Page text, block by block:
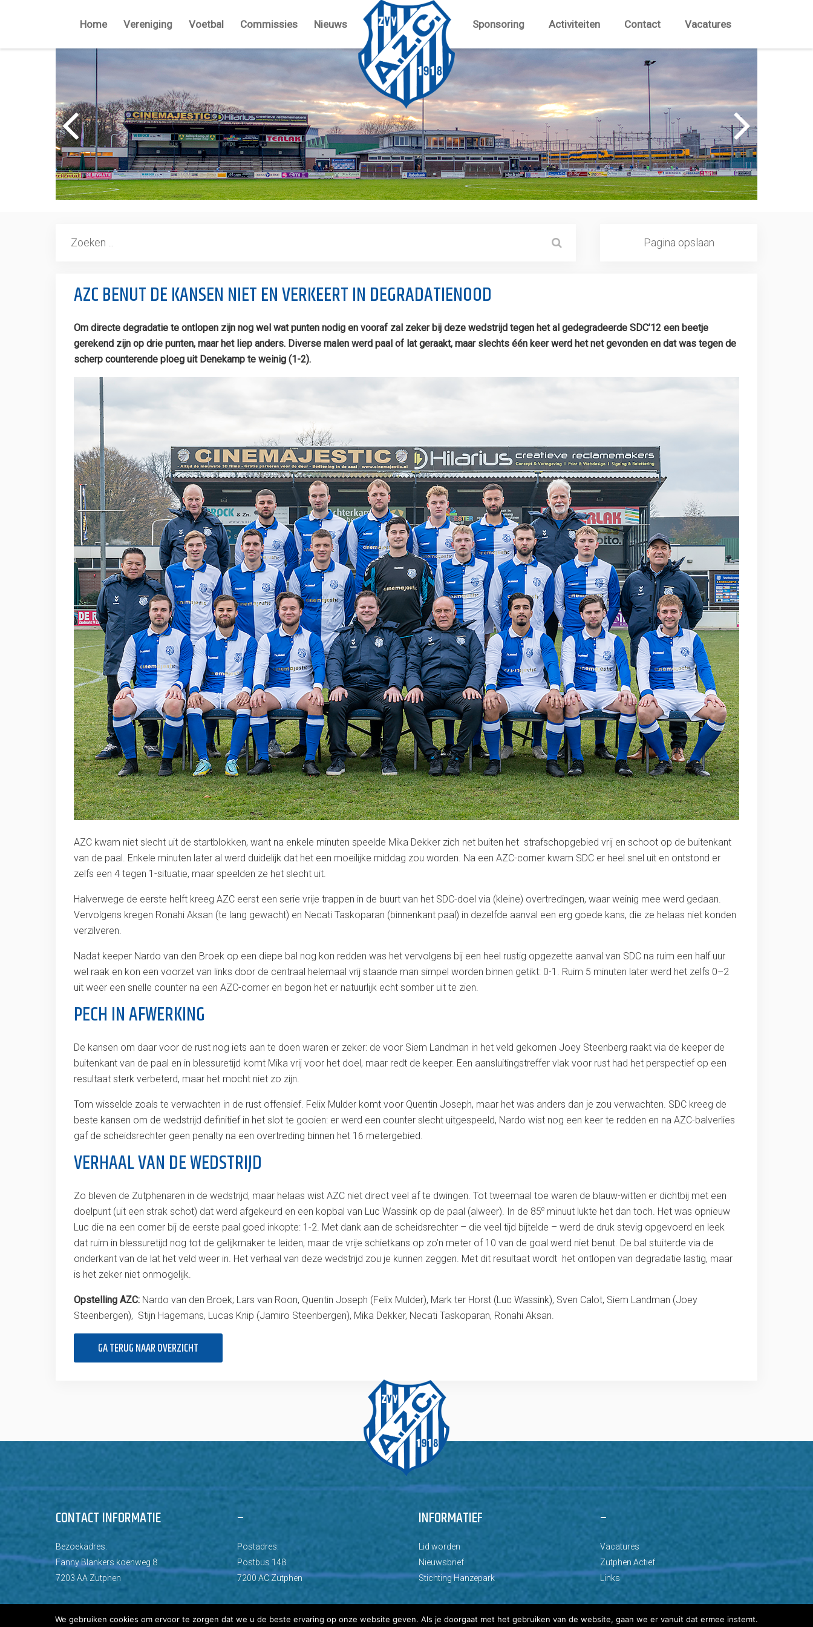
Home Vereniging Voetbal Commissies Nieuws Sponsoring Activiteiten Contact Vacatures
Pagina opslaan
AZC BENUT DE KANSEN NIET EN VERKEERT IN DEGRADATIENOOD
Om directe degradatie te ontlopen zijn nog wel wat punten nodig en vooraf zal zeker bij deze wedstrijd tegen het al gedegradeerde SDC’12 een beetje
gerekend zijn op drie punten, maar het liep anders. Diverse malen werd paal of lat geraakt, maar slechts één keer werd het net gevonden en dat was tegen de
scherp counterende ploeg uit Denekamp te weinig (1-2).
AZC kwam niet slecht uit de startblokken, want na enkele minuten speelde Mika Dekker zich net buiten het strafschopgebied vrij en schoot op de buitenkant
van de paal. Enkele minuten later al werd duidelijk dat het een moeilijke middag zou worden. Na een AZC-corner kwam SDC er heel snel uit en ontstond er
zelfs een 4 tegen 1-situatie, maar speelden ze het slecht uit.
Halverwege de eerste helft kreeg AZC eerst een serie vrije trappen in de buurt van het SDC-doel via (kleine) overtredingen, waar weinig mee werd gedaan.
Vervolgens kregen Ronahi Aksan (te lang gewacht) en Necati Taskoparan (binnenkant paal) in dezelfde aanval een erg goede kans, die ze helaas niet konden
verzilveren.
Nadat keeper Nardo van den Broek op een diepe bal nog kon redden was het vervolgens bij een heel rustig opgezette aanval van SDC na ruim een half uur
wel raak en kon een voorzet van links door de centraal helemaal vrij staande man simpel worden binnen getikt: 0-1. Ruim 5 minuten later werd het zelfs 0–2
uit weer een snelle counter na een AZC-corner en begon het er natuurlijk echt somber uit te zien.
PECH IN AFWERKING
De kansen om daar voor de rust nog iets aan te doen waren er zeker: de voor Siem Landman in het veld gekomen Joey Steenberg raakt via de keeper de
buitenkant van de paal en in blessuretijd komt Mika vrij voor het doel, maar redt de keeper. Een aansluitingstreffer vlak voor rust had het perspectief op een
resultaat sterk verbeterd, maar het mocht niet zo zijn.
Tom wisselde zoals te verwachten in de rust offensief. Felix Mulder komt voor Quentin Joseph, maar het was anders dan je zou verwachten. SDC kreeg de
beste kansen om de wedstrijd definitief in het slot te gooien: er werd een counter slecht uitgespeeld, Nardo wist nog een keer te redden en na AZC-balverlies
gaf de scheidsrechter geen penalty na een overtreding binnen het 16 metergebied.
VERHAAL VAN DE WEDSTRIJD
Zo bleven de Zutphenaren in de wedstrijd, maar helaas wist AZC niet direct veel af te dwingen. Tot tweemaal toe waren de blauw-witten er dichtbij met een
doelpunt (uit een strak schot) dat werd afgekeurd en een kopbal van Luc Wassink op de paal (alweer). In de 85e minuut lukte het dan toch. Het was opnieuw
Luc die na een corner bij de eerste paal goed inkopte: 1-2. Met dank aan de scheidsrechter – die veel tijd bijtelde – werd de druk stevig opgevoerd en leek
dat ruim in blessuretijd nog tot de gelijkmaker te leiden, maar de vrije schietkans op zo’n meter of 10 van de goal werd niet benut. De bal stuiterde via de
onderkant van de lat het veld weer in. Het verhaal van deze wedstrijd zou je kunnen zeggen. Met dit resultaat wordt het ontlopen van degradatie lastig, maar
is het zeker niet onmogelijk.
Opstelling AZC: Nardo van den Broek; Lars van Roon, Quentin Joseph (Felix Mulder), Mark ter Horst (Luc Wassink), Sven Calot, Siem Landman (Joey
Steenbergen), Stijn Hagemans, Lucas Knip (Jamiro Steenbergen), Mika Dekker, Necati Taskoparan, Ronahi Aksan.
GA TERUG NAAR OVERZICHT
CONTACT INFORMATIE
Bezoekadres:
Fanny Blankers koenweg 8
7203 AA Zutphen
–
Postadres:
Postbus 148
7200 AC Zutphen
INFORMATIEF
Lid worden
Nieuwsbrief
Stichting Hanzepark
–
Vacatures
Zutphen Actief
Links
We gebruiken cookies om ervoor te zorgen dat we u de beste ervaring op onze website geven. Als je doorgaat met het gebruiken van de website, gaan we er vanuit dat ermee instemt.